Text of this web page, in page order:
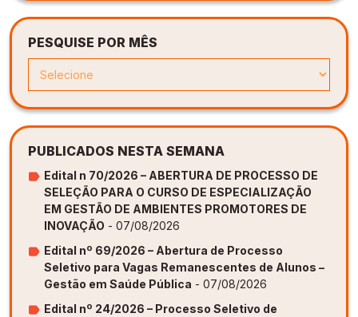
PESQUISE POR MÊS
PUBLICADOS NESTA SEMANA
Edital n 70/2026 – ABERTURA DE PROCESSO DE
SELEÇÃO PARA O CURSO DE ESPECIALIZAÇÃO
EM GESTÃO DE AMBIENTES PROMOTORES DE
INOVAÇÃO - 07/08/2026
Edital nº 69/2026 – Abertura de Processo
Seletivo para Vagas Remanescentes de Alunos –
Gestão em Saúde Pública - 07/08/2026
Edital nº 24/2026 – Processo Seletivo de